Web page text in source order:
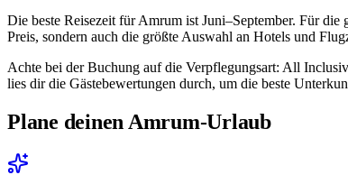
Die beste Reisezeit für Amrum ist Juni–September. Für
Preis, sondern auch die größte Auswahl an Hotels und
Achte bei der Buchung auf die Verpflegungsart: All
lies dir die Gästebewertungen durch, um die beste
Plane deinen Amrum-Urlaub